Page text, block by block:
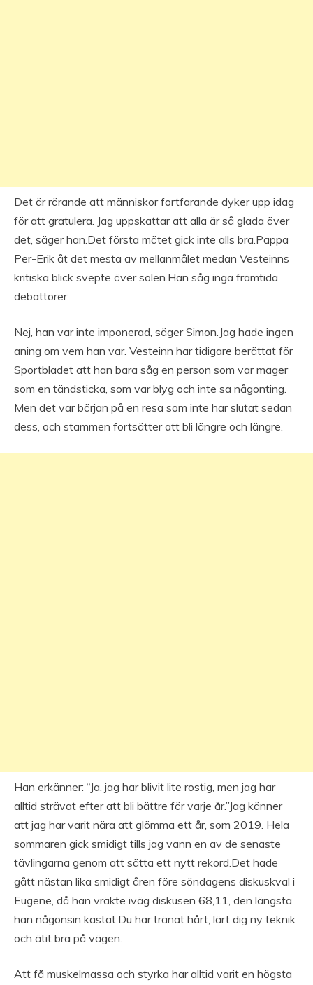
Det är rörande att människor fortfarande dyker upp idag
för att gratulera. Jag uppskattar att alla är så glada över
det, säger han.Det första mötet gick inte alls bra.Pappa
Per-Erik åt det mesta av mellanmålet medan Vesteinns
kritiska blick svepte över solen.Han såg inga framtida
debattörer.
Nej, han var inte imponerad, säger Simon.Jag hade ingen
aning om vem han var. Vesteinn har tidigare berättat för
Sportbladet att han bara såg en person som var mager
som en tändsticka, som var blyg och inte sa någonting.
Men det var början på en resa som inte har slutat sedan
dess, och stammen fortsätter att bli längre och längre.
Han erkänner: “Ja, jag har blivit lite rostig, men jag har
alltid strävat efter att bli bättre för varje år.”Jag känner
att jag har varit nära att glömma ett år, som 2019. Hela
sommaren gick smidigt tills jag vann en av de senaste
tävlingarna genom att sätta ett nytt rekord.Det hade
gått nästan lika smidigt åren före söndagens diskuskval i
Eugene, då han vräkte iväg diskusen 68,11, den längsta
han någonsin kastat.Du har tränat hårt, lärt dig ny teknik
och ätit bra på vägen.
Att få muskelmassa och styrka har alltid varit en högsta